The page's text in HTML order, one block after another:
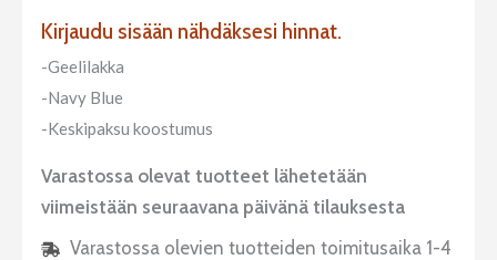
Kirjaudu sisään nähdäksesi hinnat.
-Geelilakka
-Navy Blue
-Keskipaksu koostumus
Varastossa olevat tuotteet lähetetään
viimeistään seuraavana päivänä tilauksesta
Varastossa olevien tuotteiden toimitusaika 1-4